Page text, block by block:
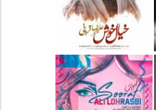
دانلود آهنگ جدید علیرضا
قربانی بنام خیال خوش